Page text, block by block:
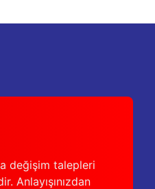
değişim talepleri
Anlayışınızdan